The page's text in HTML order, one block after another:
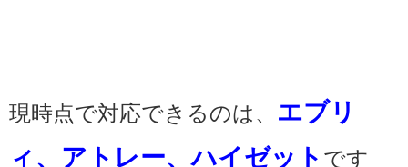
現時点で対応できるのは、 エブリ
ィ、アトレー、ハイゼット です